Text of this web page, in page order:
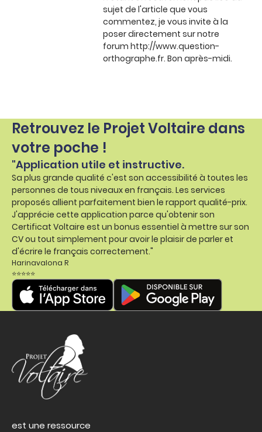
sujet de l'article que vous
commentez, je vous invite à la
poser directement sur notre
forum http://www.question-
orthographe.fr. Bon après-midi.
Retrouvez le Projet Voltaire dans
votre poche !
"Application utile et instructive.
Sa plus grande qualité c'est son accessibilité à toutes les
personnes de tous niveaux en français. Les services
proposés allient parfaitement bien le rapport qualité-prix.
J'apprécie cette application parce qu'obtenir son
Certificat Voltaire est un bonus essentiel à mettre sur son
CV ou tout simplement pour avoir le plaisir de parler et
d'écrire le français correctement."
Harinavalona R
⭐⭐⭐⭐⭐
est une ressource